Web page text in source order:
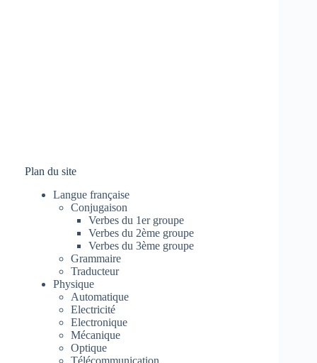
Plan du site
Langue française
Conjugaison
Verbes du 1er groupe
Verbes du 2ème groupe
Verbes du 3ème groupe
Grammaire
Traducteur
Physique
Automatique
Electricité
Electronique
Mécanique
Optique